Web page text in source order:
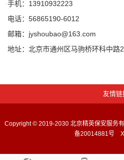
手机：13910932223
电话：56865190-6012
邮箱：jyshoubao@163.com
地址：北京市通州区马驹桥环科中路
友情链
Copyright © 2019-2030 北京精英保安服务
备20014881号